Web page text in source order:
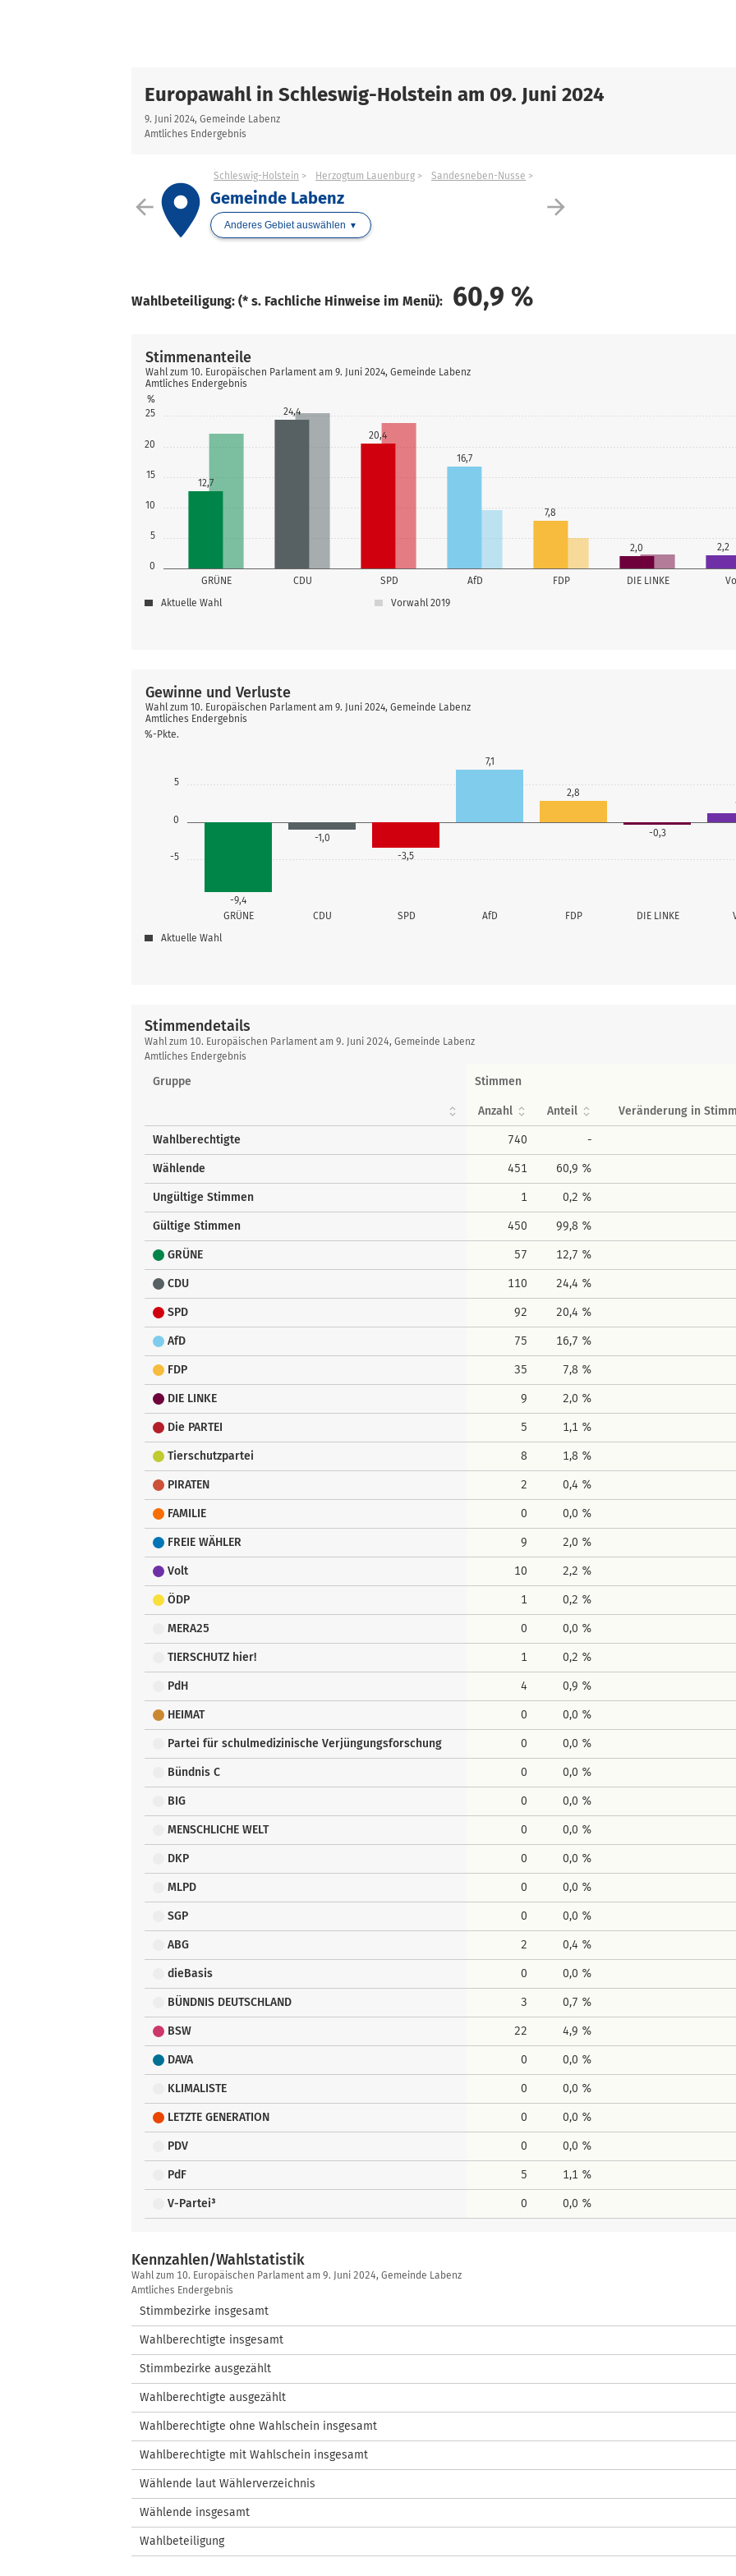
Europawahl in Schleswig-Holstein am 09. Juni 2024
9. Juni 2024, Gemeinde Labenz
Amtliches Endergebnis
arrow_back arrow_forward
place
Schleswig-Holstein Herzogtum Lauenburg Sandesneben-Nusse
Gemeinde Labenz
Anderes Gebiet auswählen
Wahlbeteiligung: (* s. Fachliche Hinweise im Menü): 60,9 %
0
5
10
15
20
25
%
GRÜNE CDU SPD AfD FDP DIE LINKE
12,7
24,4
20,4
16,7
7,8
2,0 2,2
Stimmenanteile
Wahl zum 10. Europäischen Parlament am 9. Juni 2024, Gemeinde Labenz
Amtliches Endergebnis
Aktuelle Wahl Vorwahl 2019
-5
0
5
%-Pkte.
GRÜNE CDU SPD AfD FDP DIE LINKE
-9,4
-1,0
-3,5
7,1
2,8
-0,3
Gewinne und Verluste
Wahl zum 10. Europäischen Parlament am 9. Juni 2024, Gemeinde Labenz
Amtliches Endergebnis
Aktuelle Wahl
Stimmendetails
Stimmendetails
Wahl zum 10. Europäischen Parlament am 9. Juni 2024, Gemeinde Labenz
Amtliches Endergebnis
Gruppe Stimmen
Anzahl Anteil Veränderung in
Wahlberechtigte 740 -
Wählende 451 60,9 %
Ungültige Stimmen 1 0,2 %
Gültige Stimmen 450 99,8 %
GRÜNE 57 12,7 %
CDU 110 24,4 %
SPD 92 20,4 %
AfD 75 16,7 %
FDP 35 7,8 %
DIE LINKE 9 2,0 %
Die PARTEI 5 1,1 %
Tierschutzpartei 8 1,8 %
PIRATEN 2 0,4 %
FAMILIE 0 0,0 %
FREIE WÄHLER 9 2,0 %
Volt 10 2,2 %
ÖDP 1 0,2 %
MERA25 0 0,0 %
TIERSCHUTZ hier! 1 0,2 %
PdH 4 0,9 %
HEIMAT 0 0,0 %
Partei für schulmedizinische Verjüngungsforschung 0 0,0 %
Bündnis C 0 0,0 %
BIG 0 0,0 %
MENSCHLICHE WELT 0 0,0 %
DKP 0 0,0 %
MLPD 0 0,0 %
SGP 0 0,0 %
ABG 2 0,4 %
dieBasis 0 0,0 %
BÜNDNIS DEUTSCHLAND 3 0,7 %
BSW 22 4,9 %
DAVA 0 0,0 %
KLIMALISTE 0 0,0 %
LETZTE GENERATION 0 0,0 %
PDV 0 0,0 %
PdF 5 1,1 %
V-Partei³ 0 0,0 %
Kennzahlen/Wahlstatistik
Kennzahlen/Wahlstatistik
Wahl zum 10. Europäischen Parlament am 9. Juni 2024, Gemeinde Labenz
Amtliches Endergebnis
Stimmbezirke insgesamt
Wahlberechtigte insgesamt
Stimmbezirke ausgezählt
Wahlberechtigte ausgezählt
Wahlberechtigte ohne Wahlschein insgesamt
Wahlberechtigte mit Wahlschein insgesamt
Wählende laut Wählerverzeichnis
Wählende insgesamt
Wahlbeteiligung